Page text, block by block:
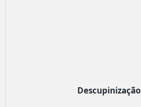
Descupinização